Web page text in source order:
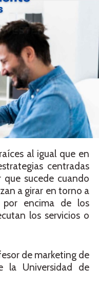
al igual que en
centradas
sucede cuando
a girar en torno a
por encima de los
los servicios o
de marketing de
la Universidad de